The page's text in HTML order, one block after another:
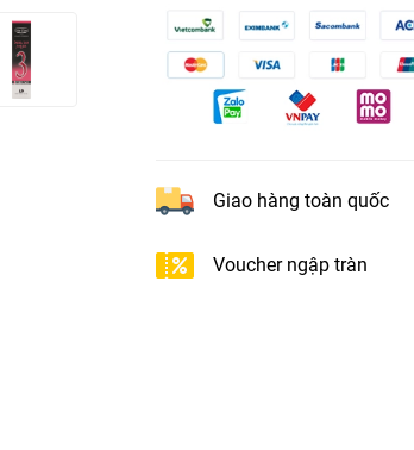
Giao hàng toàn quốc
Voucher ngập tràn